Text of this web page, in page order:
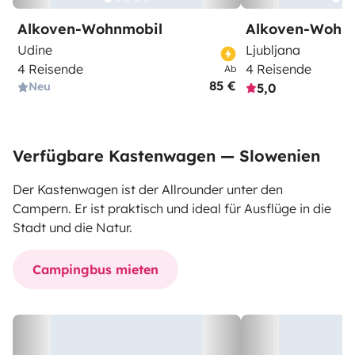
Alkoven-Wohnmobil
Udine
4 Reisende
Neu
Ab
85 €
Alkoven-
Ljubljana
4 Reisende
5,0
Verfügbare Kastenwagen — Slowenien
Der Kastenwagen ist der Allrounder unter den
Campern. Er ist praktisch und ideal für Ausflüge in die
Stadt und die Natur.
Campingbus mieten